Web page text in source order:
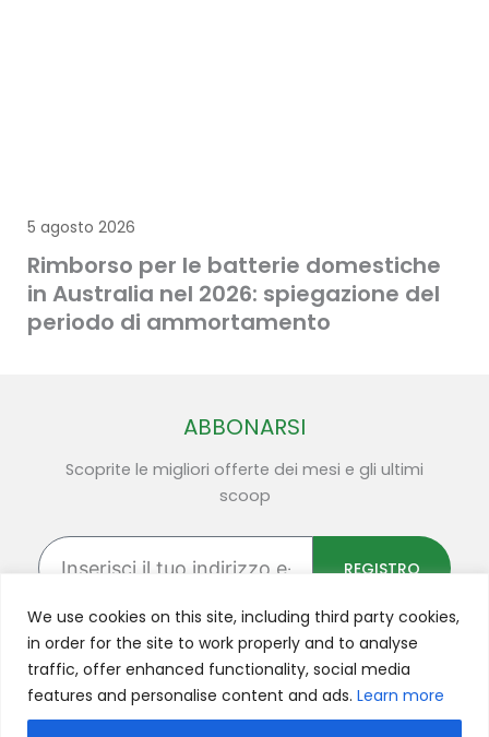
We use cookies on this site, including third party cookies,
in order for the site to work properly and to analyse
traffic, offer enhanced functionality, social media
features and personalise content and ads. Learn more
5 agosto 2026
Rimborso per le batterie domestiche
in Australia nel 2026: spiegazione del
periodo di ammortamento
ABBONARSI
Scoprite le migliori offerte dei mesi e gli ultimi
scoop
Inserisci
il
indirizzo
mail
REGISTRO
F
a
Y
o
L
i
I
n
X
-